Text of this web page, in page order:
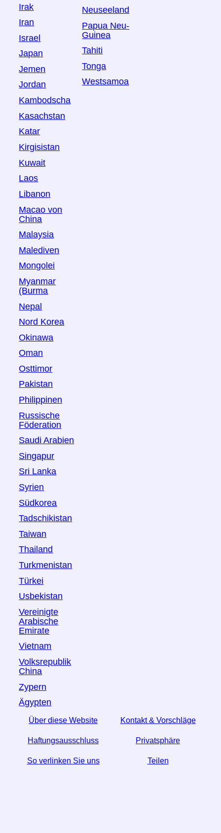
Irak
Iran
Israel
Japan
Jemen
Jordan
Kambodscha
Kasachstan
Katar
Kirgisistan
Kuwait
Laos
Libanon
Macao von
China
Malaysia
Malediven
Mongolei
Myanmar
(Burma
Nepal
Nord Korea
Okinawa
Oman
Osttimor
Pakistan
Philippinen
Russische
Föderation
Saudi Arabien
Singapur
Sri Lanka
Syrien
Südkorea
Tadschikistan
Taiwan
Thailand
Turkmenistan
Türkei
Usbekistan
Vereinigte
Arabische
Emirate
Vietnam
Volksrepublik
China
Zypern
Ägypten
Neuseeland
Papua Neu-
Guinea
Tahiti
Tonga
Westsamoa
Über diese Website Kontakt & Vorschläge
Haftungsausschluss Privatsphäre
So verlinken Sie uns Teilen